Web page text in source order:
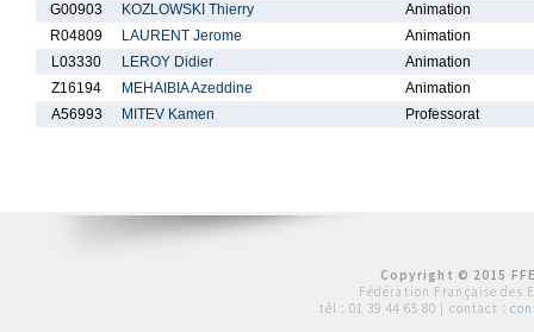
G00903
KOZLOWSKI Thierry
Animation
R04809
LAURENT Jerome
Animation
L03330
LEROY Didier
Animation
Z16194
MEHAIBIA Azeddine
Animation
A56993
MITEV Kamen Professorat
Copyright © 2015
Fédération Française des
tél : 01 39 44 65 80 | contact :